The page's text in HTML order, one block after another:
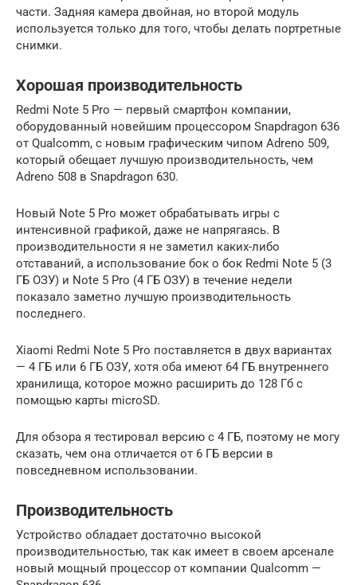
части. Задняя камера двойная, но второй модуль
используется только для того, чтобы делать портретные
снимки.
Хорошая производительность
Redmi Note 5 Pro — первый смартфон компании,
оборудованный новейшим процессором Snapdragon 636
от Qualcomm, с новым графическим чипом Adreno 509,
который обещает лучшую производительность, чем
Adreno 508 в Snapdragon 630.
Новый Note 5 Pro может обрабатывать игры с
интенсивной графикой, даже не напрягаясь. В
производительности я не заметил каких-либо
отставаний, а использование бок о бок Redmi Note 5 (3
ГБ ОЗУ) и Note 5 Pro (4 ГБ ОЗУ) в течение недели
показало заметно лучшую производительность
последнего.
Xiaomi Redmi Note 5 Pro поставляется в двух вариантах
— 4 ГБ или 6 ГБ ОЗУ, хотя оба имеют 64 ГБ внутреннего
хранилища, которое можно расширить до 128 Гб с
помощью карты microSD.
Для обзора я тестировал версию с 4 ГБ, поэтому не могу
сказать, чем она отличается от 6 ГБ версии в
повседневном использовании.
Производительность
Устройство обладает достаточно высокой
производительностью, так как имеет в своем арсенале
новый мощный процессор от компании Qualcomm —